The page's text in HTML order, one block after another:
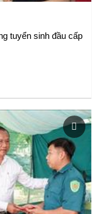
tuyển sinh đầu cấp